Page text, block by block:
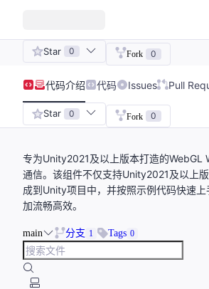
Star 0 Fork 0
代码介绍 代码 Issues Pull
Star 0 Fork 0
专为Unity2021及以上版本打造的
通信。该组件不仅支持Unity2021及以上
成到Unity项目中，并按照示例代码快速
加流畅高效。
main 分支 1 Tags 0